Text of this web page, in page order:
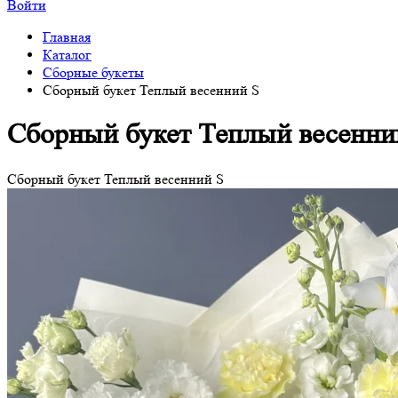
Войти
Главная
Каталог
Сборные букеты
Сборный букет Теплый весенний S
Сборный букет Теплый
Сборный букет Теплый весенний S